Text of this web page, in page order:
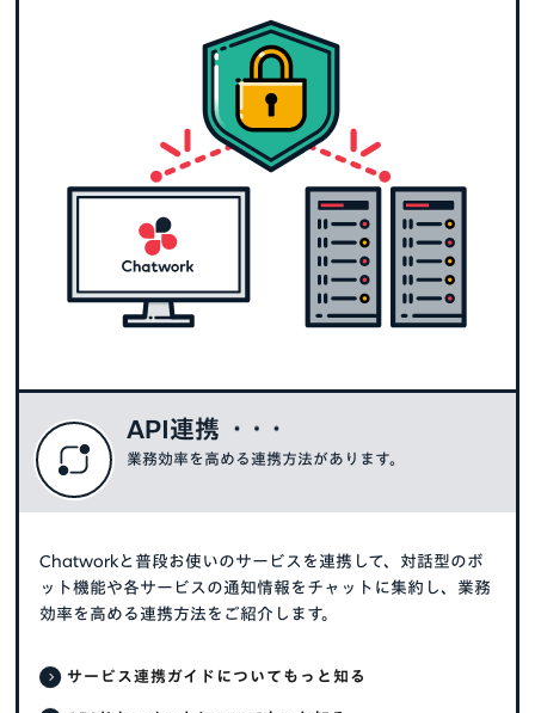
API連携
業務効率を高める連携方法があります。
Chatworkと普段お使いのサービスを連携して、対話型のボ
ット機能や各サービスの通知情報をチャットに集約し、業務
効率を高める連携方法をご紹介します。
サービス連携ガイドについてもっと知る